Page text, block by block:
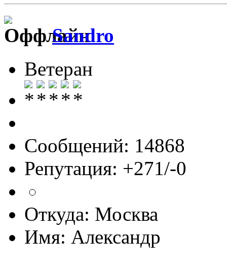
Sandro
Ветеран
Сообщений: 14868
Репутация: +271/-0
Откуда: Москва
Имя: Александр